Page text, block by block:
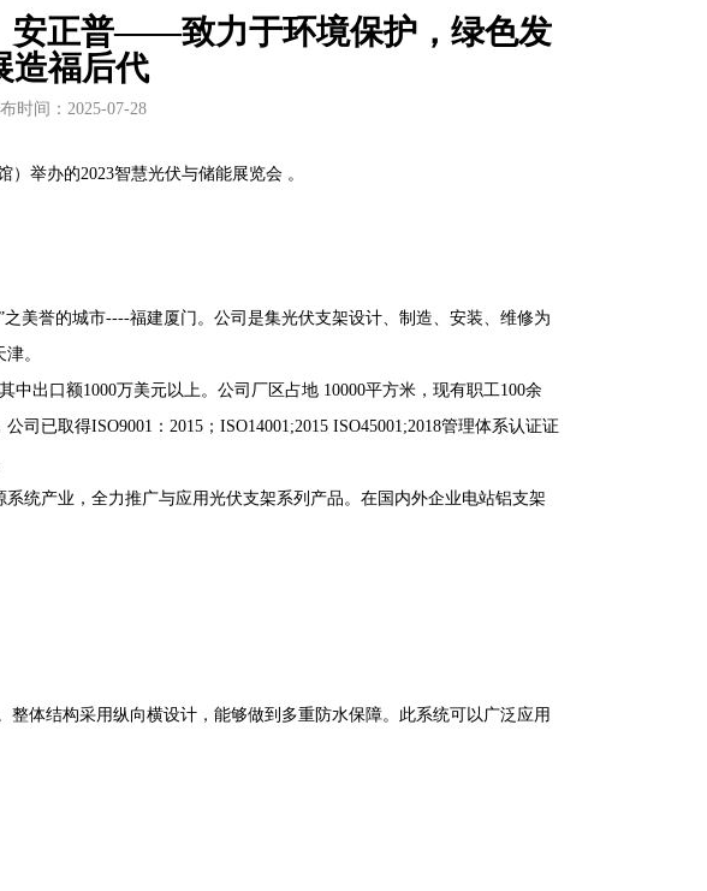
安正普——致力于环境保护，绿色发
造福后代
时间：2025-07-28
举办的2023智慧光伏与储能展览会 。
美誉的城市----福建厦门。公司是集光伏支架设计、制造、安装、维修为
。
中出口额1000万美元以上。公司厂区占地 10000平方米，现有职工100余
已取得ISO9001：2015；ISO14001;2015 ISO45001;2018管理体系认证证
统产业，全力推广与应用光伏支架系列产品。在国内外企业电站铝支架
体结构采用纵向横设计，能够做到多重防水保障。此系统可以广泛应用